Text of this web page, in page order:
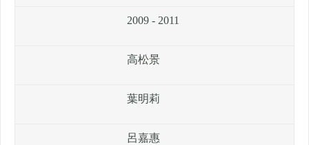
2009 - 2011
高松景
葉明莉
呂嘉惠